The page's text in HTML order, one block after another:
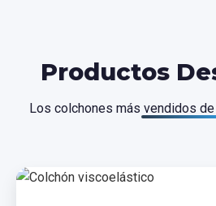
Productos
Los colchones más vendidos